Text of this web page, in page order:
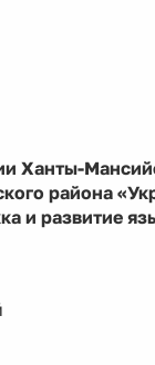
Ханты-
района
и развитие